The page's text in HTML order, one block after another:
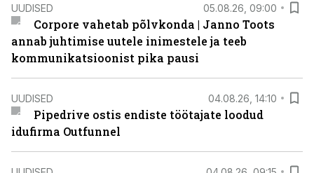
UUDISED 05.08.26, 09:00
Corpore vahetab põlvkonda | Janno Toots
annab juhtimise uutele inimestele ja teeb
kommunikatsioonist pika pausi
UUDISED 04.08.26, 14:10
Pipedrive ostis endiste töötajate loodud
idufirma Outfunnel